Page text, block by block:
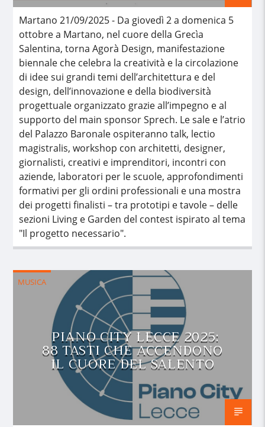
Martano 21/09/2025 - Da giovedì 2 a domenica 5
ottobre a Martano, nel cuore della Grecìa
Salentina, torna Agorà Design, manifestazione
biennale che celebra la creatività e la circolazione
di idee sui grandi temi dell’architettura e del
design, dell’innovazione e della biodiversità
progettuale organizzato grazie all’impegno e al
supporto del main sponsor Sprech. Le sale e l’atrio
del Palazzo Baronale ospiteranno talk, lectio
magistralis, workshop con architetti, designer,
giornalisti, creativi e imprenditori, incontri con
aziende, laboratori per le scuole, approfondimenti
formativi per gli ordini professionali e una mostra
dei progetti finalisti – tra prototipi e tavole – delle
sezioni Living e Garden del contest ispirato al tema
"Il progetto necessario".
MUSICA
PIANO CITY LECCE 2025:
88 TASTI CHE ACCENDONO
IL CUORE DEL SALENTO